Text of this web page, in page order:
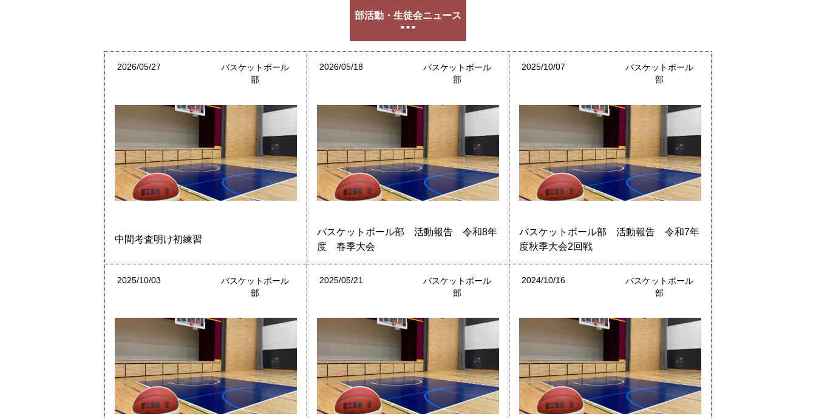
部活動・生徒会ニュース
2026/05/27
バスケットボール
部
中間考査明け初練習
2026/05/18
バスケットボール
部
バスケットボール部 活動報告 令和8年
度 春季大会
2025/10/07
バスケットボール
部
バスケットボール部 活動報告 令和7年
度秋季大会2回戦
2025/10/03
バスケットボール
部
2025/05/21
バスケットボール
部
2024/10/16
バスケットボール
部